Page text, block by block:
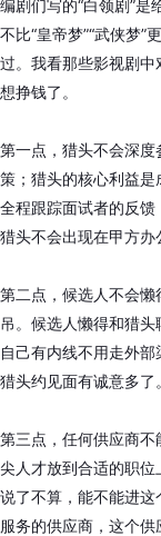
编剧们写的“白领剧”是
不比“皇帝梦”“武侠梦”
过。我看那些影视剧
想挣钱了。
第一点，猎头不会深度
策；猎头的核心利益
全程跟踪面试者的反
猎头不会出现在甲方办
第二点，候选人不会
吊。候选人懒得和猎
自己有内线不用走外
猎头约见面有诚意多了。
第三点，任何供应商不
尖人才放到合适的职位
说了不算，能不能进
服务的供应商，这个供